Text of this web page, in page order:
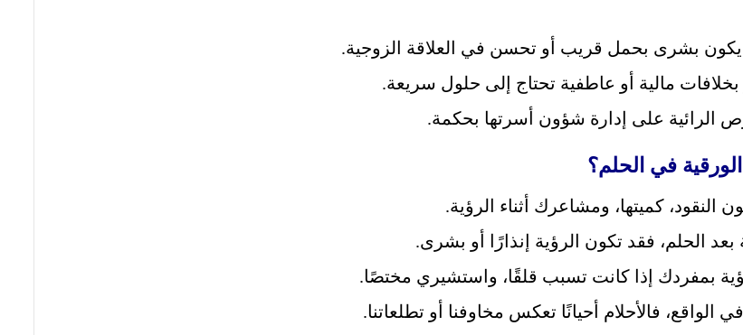
بشرى بحمل قريب أو تحسن في العلاقة الزوجية.
بخلافات مالية أو عاطفية تحتاج إلى حلول سريعة.
الرائية على إدارة شؤون أسرتها بحكمة.
في الحلم؟
النقود، كميتها، ومشاعرك أثناء الرؤية.
بعد الحلم، فقد تكون الرؤية إنذارًا أو بشرى.
بمفردك إذا كانت تسبب قلقًا، واستشيري مختصًا.
فالأحلام أحيانًا تعكس مخاوفنا أو تطلعاتنا.